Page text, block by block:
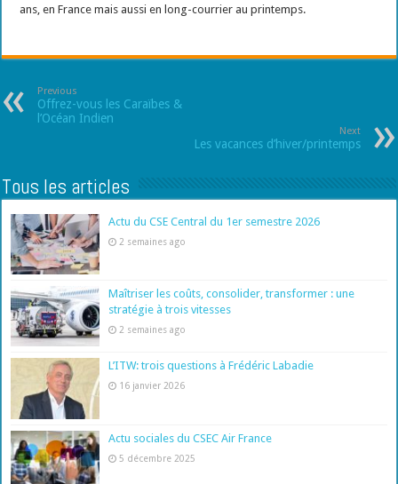
ans, en France mais aussi en long-courrier au printemps.
Previous
Offrez-vous les Caraïbes &
l’Océan Indien
Next
Les vacances d’hiver/printemps
Tous les articles
Actu du CSE Central du 1er semestre 2026
2 semaines ago
Maîtriser les coûts, consolider, transformer : une
stratégie à trois vitesses
2 semaines ago
L’ITW: trois questions à Frédéric Labadie
16 janvier 2026
Actu sociales du CSEC Air France
5 décembre 2025